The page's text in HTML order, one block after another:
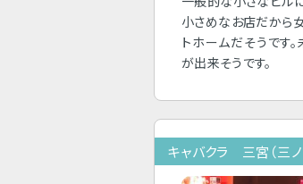
小さめなお店だから
トホームだそうです
が出来そうです。
キャバクラ 三宮（三ノ